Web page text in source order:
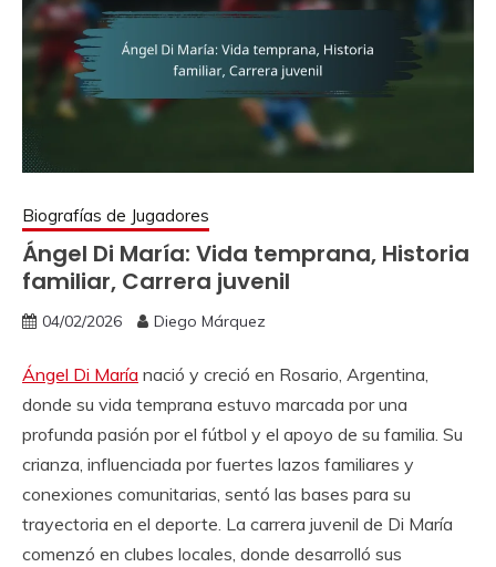
Biografías de Jugadores
Ángel Di María: Vida temprana, Historia
familiar, Carrera juvenil
04/02/2026 Diego Márquez
Ángel Di María nació y creció en Rosario, Argentina,
donde su vida temprana estuvo marcada por una
profunda pasión por el fútbol y el apoyo de su familia. Su
crianza, influenciada por fuertes lazos familiares y
conexiones comunitarias, sentó las bases para su
trayectoria en el deporte. La carrera juvenil de Di María
comenzó en clubes locales, donde desarrolló sus